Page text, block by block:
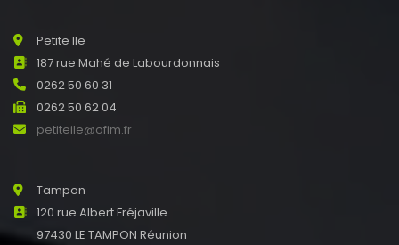
Petite Ile
187 rue Mahé de Labourdonnais
0262 50 60 31
0262 50 62 04
petiteile@ofim.fr
Tampon
120 rue Albert Fréjaville
97430 LE TAMPON Réunion